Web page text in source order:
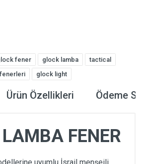
fener glock lamba
tactical
glock light
Ürün Özellikleri Ödeme
FENER